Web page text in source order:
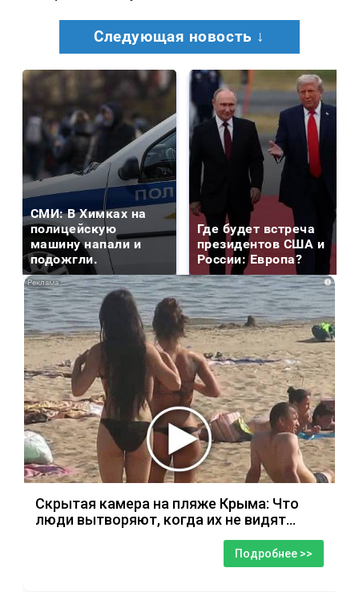
Следующая новость ↓
СМИ: В Химках на
полицейскую
машину напали и
подожгли.
Где будет встреча
президентов США и
России: Европа?
i
Скрытая камера на пляже Крыма: Что
люди вытворяют, когда их не видят...
Подробнее >>